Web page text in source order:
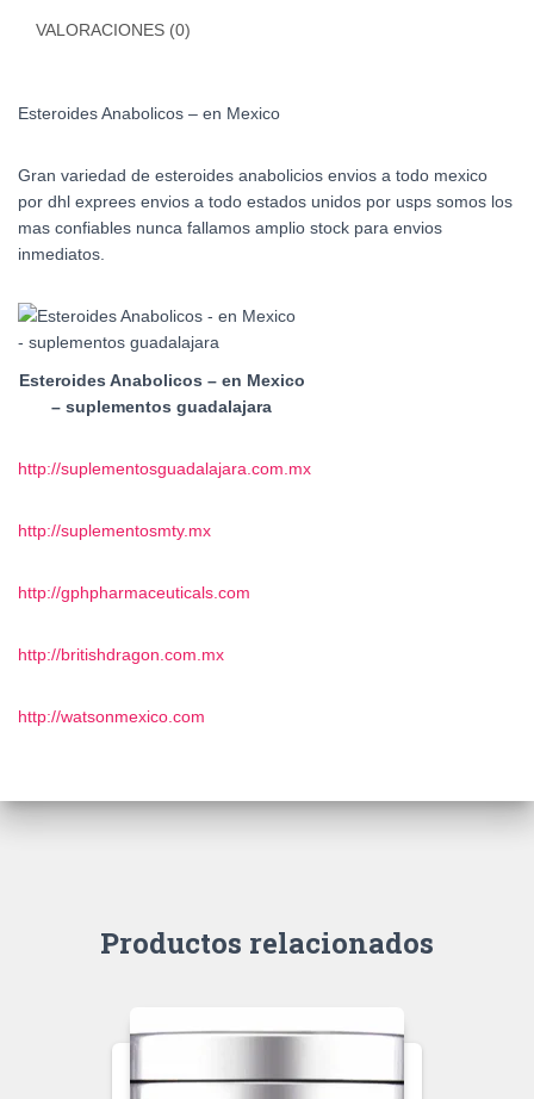
VALORACIONES (0)
Esteroides Anabolicos – en Mexico
Gran variedad de esteroides anabolicios envios a todo mexico
por dhl exprees envios a todo estados unidos por usps somos los
mas confiables nunca fallamos amplio stock para envios
inmediatos.
Esteroides Anabolicos – en Mexico
– suplementos guadalajara
http://suplementosguadalajara.com.mx
http://suplementosmty.mx
http://gphpharmaceuticals.com
http://britishdragon.com.mx
http://watsonmexico.com
Productos relacionados